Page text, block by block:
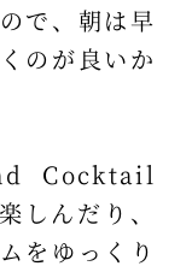
で、朝は早
のが良いか
Cocktail
しんだり、
をゆっくり